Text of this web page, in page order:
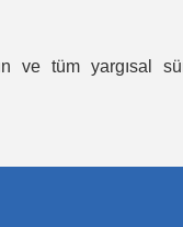
ve tüm yargısal